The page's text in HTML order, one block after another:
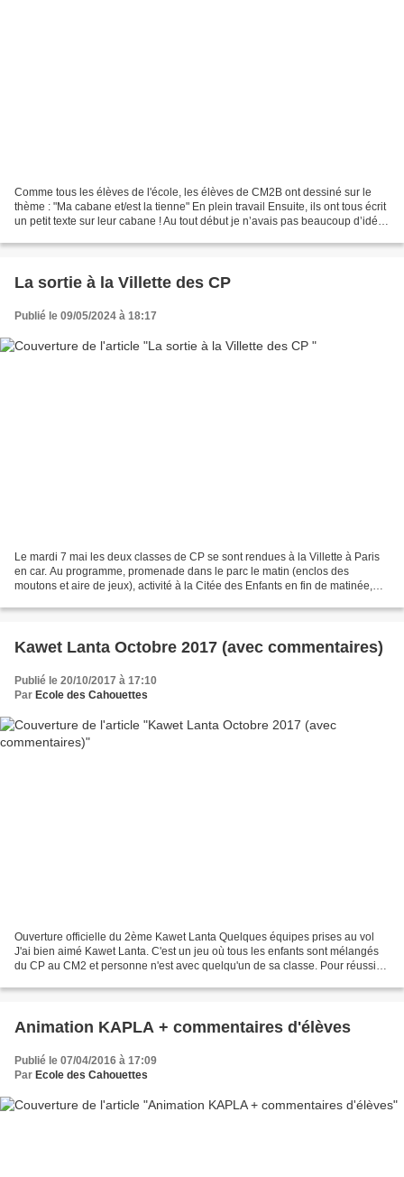
Comme tous les élèves de l'école, les élèves de CM2B ont dessiné sur le
thème : "Ma cabane et/est la tienne" En plein travail Ensuite, ils ont tous écrit
un petit texte sur leur cabane ! Au tout début je n’avais pas beaucoup d’idées
La sortie à la Villette des CP
Publié le 09/05/2024 à 18:17
Le mardi 7 mai les deux classes de CP se sont rendues à la Villette à Paris
en car. Au programme, promenade dans le parc le matin (enclos des
moutons et aire de jeux), activité à la Citée des Enfants en fin de matinée,
Kawet Lanta Octobre 2017 (avec commentaires)
Publié le 20/10/2017 à 17:10
Par Ecole des Cahouettes
Ouverture officielle du 2ème Kawet Lanta Quelques équipes prises au vol
J'ai bien aimé Kawet Lanta. C'est un jeu où tous les enfants sont mélangés
du CP au CM2 et personne n'est avec quelqu'un de sa classe. Pour réussir
Animation KAPLA + commentaires d'élèves
Publié le 07/04/2016 à 17:09
Par Ecole des Cahouettes